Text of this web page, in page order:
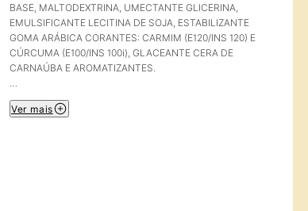
BASE, MALTODEXTRINA, UMECTANTE GLICERINA,
EMULSIFICANTE LECITINA DE SOJA, ESTABILIZANTE
GOMA ARÁBICA CORANTES: CARMIM (E120/INS 120) E
CÚRCUMA (E100/INS 100i), GLACEANTE CERA DE
CARNAÚBA E AROMATIZANTES.
Imagem meramente ilustrativa.
Ver mais